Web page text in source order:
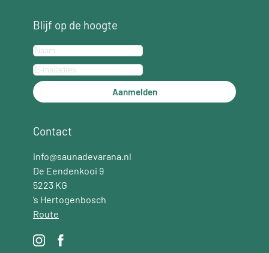
Blijf op de hoogte
Aanmelden
Contact
info@saunadevarana.nl
De Eendenkooi 9
5223 KG
’s Hertogenbosch
Route